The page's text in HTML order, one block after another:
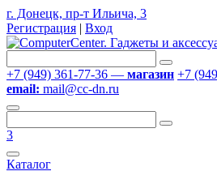
г. Донецк, пр-т Ильича, 3
Регистрация | Вход
+7 (949) 361-77-36 — магазин +7
email: mail@cc-dn.ru
3
Каталог